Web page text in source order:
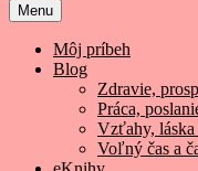
Menu
Môj príbeh
Blog
Zdravie,
Práca,
Vzťahy,
Voľný čas a